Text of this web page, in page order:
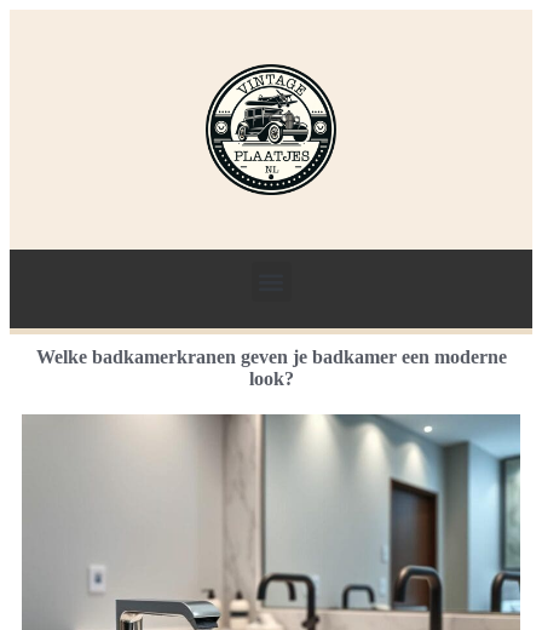
Welke badkamerkranen geven je badkamer een moderne
look?